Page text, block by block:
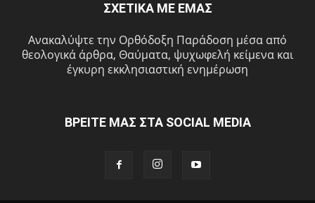
ΣΧΕΤΙΚΑ ΜΕ ΕΜΑΣ
Ανακαλύψτε την Ορθόδοξη Παράδοση μέσα από
θεολογικά άρθρα, Θαύματα, ψυχωφελή κείμενα και
έγκυρη εκκλησιαστική ενημέρωση
ΒΡΕΙΤΕ ΜΑΣ ΣΤΑ SOCIAL MEDIA